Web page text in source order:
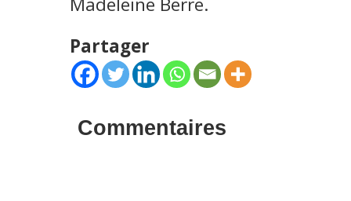
Partager
Commentaires